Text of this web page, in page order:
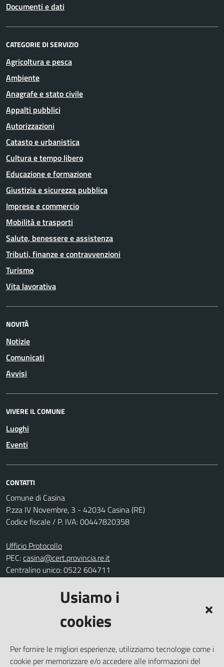
Usiamo i
cookies
Per fornire le migliori esperienze, utilizziamo tecnologie come i
cookie per memorizzare e/o accedere alle informazioni del
Documenti e dati
CATEGORIE DI SERVIZIO
Agricoltura e pesca
Ambiente
Anagrafe e stato civile
Appalti pubblici
Autorizzazioni
Catasto e urbanistica
Cultura e tempo libero
Educazione e formazione
Giustizia e sicurezza pubblica
Imprese e commercio
Mobilità e trasporti
Salute, benessere e assistenza
Tributi, finanze e contravvenzioni
Turismo
Vita lavorativa
NOVITÀ
Notizie
Comunicati
Avvisi
VIVERE IL COMUNE
Luoghi
Eventi
CONTATTI
Comune di Casina
P.zza IV Novembre, 3 - 42034 Casina (RE)
Codice fiscale / P. IVA: 00447820358
Ufficio Protocollo
PEC:casina@cert.provincia.re.it
Centralino unico: 0522 604711
Segnalazione disservizio
Amministrazione trasparente